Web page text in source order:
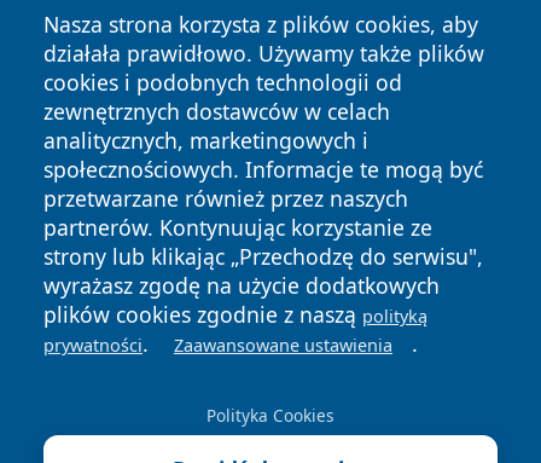
Nasza strona korzysta z plików cookies, aby
działała prawidłowo. Używamy także plików
cookies i podobnych technologii od
zewnętrznych dostawców w celach
analitycznych, marketingowych i
społecznościowych. Informacje te mogą być
przetwarzane również przez naszych
partnerów. Kontynuując korzystanie ze
strony lub klikając „Przechodzę do serwisu",
wyrażasz zgodę na użycie dodatkowych
plików cookies zgodnie z naszą polityką
prywatności. Zaawansowane ustawienia .
Polityka Cookies
Copyright © 2026 raciborski24.pl Wszystkie prawa
zastrzeżone.
News Autorzy
Polityka
Prywatności
Polityka
Cookies